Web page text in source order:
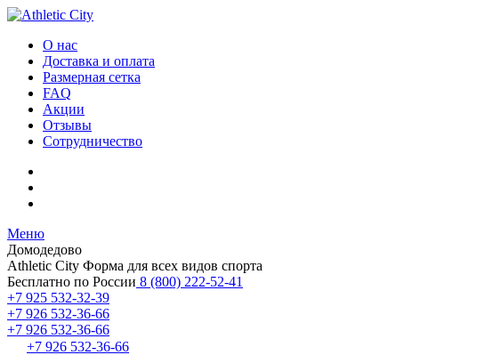
О нас
Доставка и оплата
Размерная сетка
FAQ
Акции
Отзывы
Сотрудничество
Меню
Домодедово
Athletic City Форма для всех видов спорта
Бесплатно по России 8 (800) 222-52-41
+7 925 532-32-39
+7 926 532-36-66
+7 926 532-36-66
+7 926 532-36-66